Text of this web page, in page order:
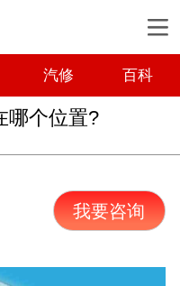
汽修 百科
哪个位置?
我要咨询